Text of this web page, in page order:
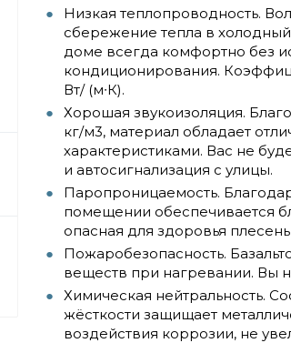
Низкая теплопроводность.
сбережение тепла в
доме всегда комфортно без
кондиционирования.
Вт/ (м∙К).
Хорошая звукоизоляция.
кг/м3, материал обладает
характеристиками. Вас не
и автосигнализация с улицы.
Паропроницаемость.
помещении обеспечивается
опасная для здоровья
Пожаробезопасность.
веществ при нагревании. Вы
Химическая нейтральность.
жёсткости защищает
воздействия коррозии, не